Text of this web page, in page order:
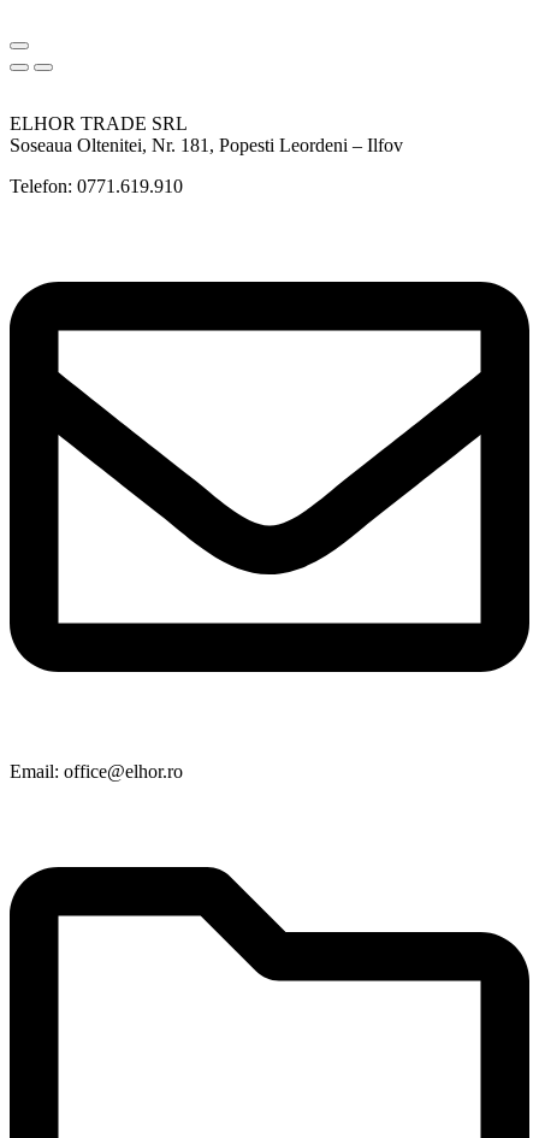
ELHOR TRADE SRL
Soseaua Oltenitei, Nr. 181, Popesti Leordeni – Ilfov
Telefon: 0771.619.910
Email: office@elhor.ro